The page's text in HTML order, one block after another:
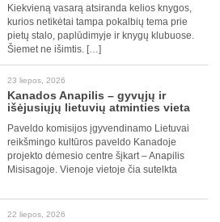
Kiekvieną vasarą atsiranda kelios knygos,
kurios netikėtai tampa pokalbių tema prie
pietų stalo, paplūdimyje ir knygų klubuose.
Šiemet ne išimtis. […]
23 liepos, 2026
Kanados Anapilis – gyvųjų ir
išėjusiųjų lietuvių atminties vieta
Paveldo komisijos įgyvendinamo Lietuvai
reikšmingo kultūros paveldo Kanadoje
projekto dėmesio centre šįkart – Anapilis
Misisagoje. Vienoje vietoje čia sutelkta
22 liepos, 2026